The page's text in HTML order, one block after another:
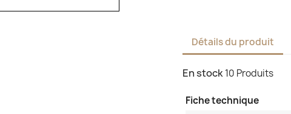
Détails du produit
En stock10 Produits
Fiche technique